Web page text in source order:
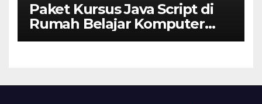
Paket Kursus Java Script di
Rumah Belajar Komputer
YMII Cileungsi